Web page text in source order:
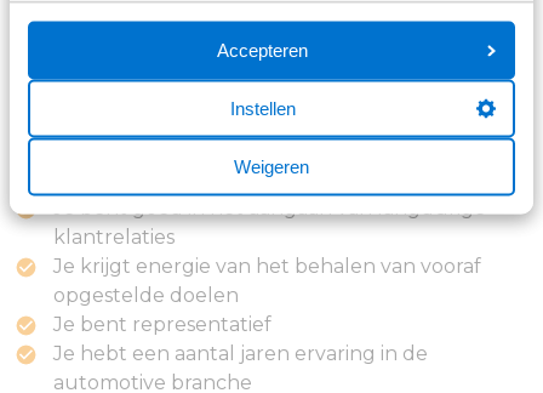
Accepteren
Instellen
Weigeren
Een aantrekkelijke en afwisselende baan
binnen een mensgerichte organisatie
klantrelaties
Je krijgt energie van het behalen van vooraf
opgestelde doelen
Je bent representatief
Je hebt een aantal jaren ervaring in de
automotive branche